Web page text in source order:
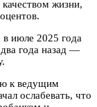
жизни,
в июле 2025 года
года назад —
к ведущим
ослабевать, что